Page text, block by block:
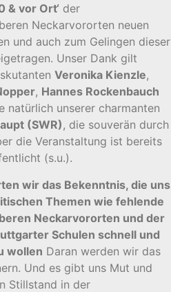
& vor Ort‘ der
Neckarvororten neuen
und auch zum Gelingen dieser
Unser Dank gilt
Veronika Kienzle,
, Hannes Rockenbauch
natürlich unserer charmanten
(SWR), die souverän durch
die Veranstaltung ist bereits
(s.u.).
wir das Bekenntnis, die uns
Themen wie fehlende
Neckarvororten und der
Schulen schnell und
wollen Daran werden wir das
Und es gibt uns Mut und
Stillstand in der